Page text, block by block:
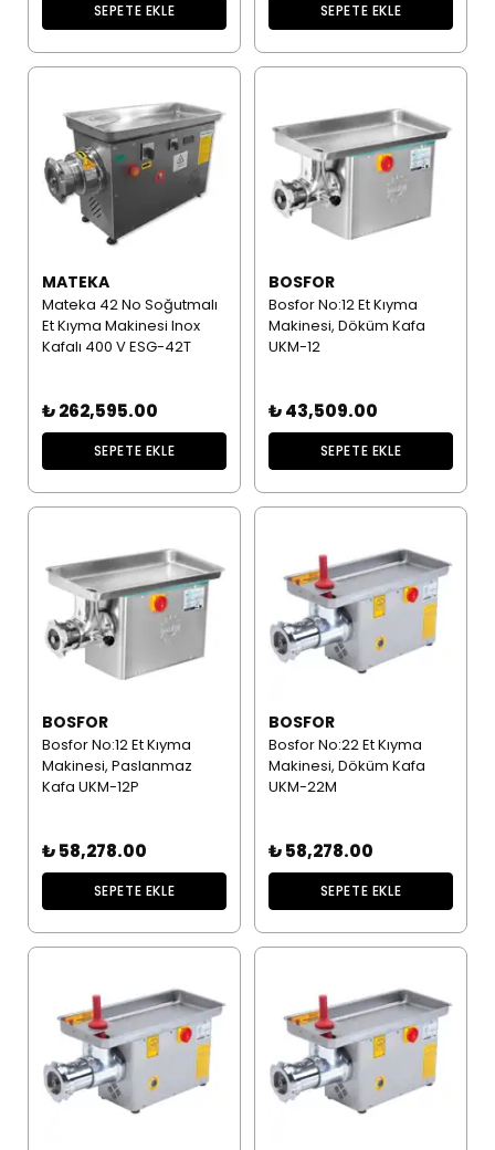
SEPETE EKLE SEPETE EKLE
MATEKA
Mateka 42 No Soğutmalı
Et Kıyma Makinesi Inox
Kafalı 400 V ESG-42T
₺ 262,595.00
SEPETE EKLE
BOSFOR
Bosfor No:12 Et Kıyma
Makinesi, Döküm Kafa
UKM-12
₺ 43,509.00
SEPETE EKLE
BOSFOR
Bosfor No:12 Et Kıyma
Makinesi, Paslanmaz
Kafa UKM-12P
₺ 58,278.00
SEPETE EKLE
BOSFOR
Bosfor No:22 Et Kıyma
Makinesi, Döküm Kafa
UKM-22M
₺ 58,278.00
SEPETE EKLE